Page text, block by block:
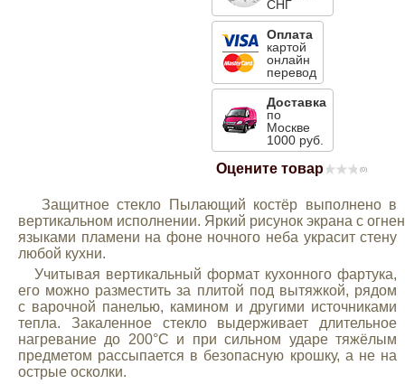
СНГ
Оплата
картой
онлайн
перевод
Доставка
по
Москве
1000 руб.
Оцените товар (0)
Защитное стекло Пылающий костёр выполнено в
вертикальном исполнении. Яркий рисунок экрана с
языками пламени на фоне ночного неба украсит стену
любой кухни.
Учитывая вертикальный формат кухонного фартука,
его можно разместить за плитой под вытяжкой, рядом
с варочной панелью, камином и другими источниками
тепла. Закаленное стекло выдерживает длительное
нагревание до 200°С и при сильном ударе тяжёлым
предметом рассыпается в безопасную крошку, а не на
острые осколки.
Suzuki
Toyota
Volkswagen
УАЗ